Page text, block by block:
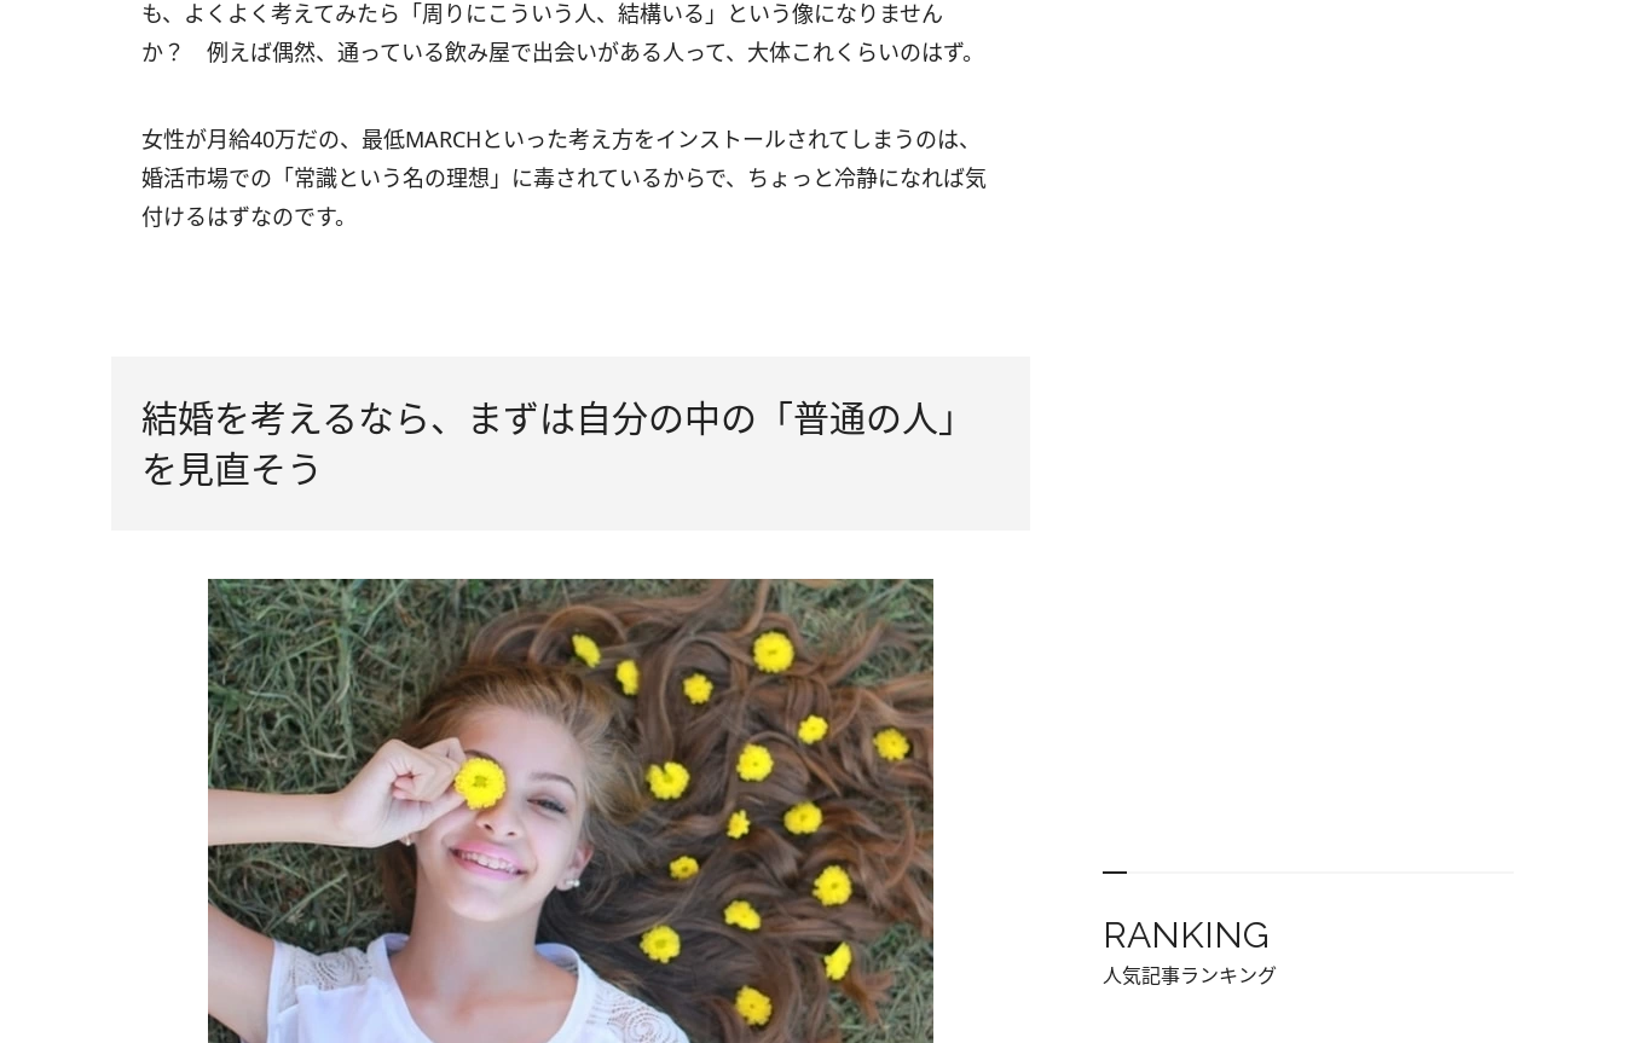
も、よくよく考えてみたら「周りにこういう人、結構いる」という像になりません
か？ 例えば偶然、通っている飲み屋で出会いがある人って、大体これくらいのはず。
女性が月給40万だの、最低MARCHといった考え方をインストールされてしまうのは、
婚活市場での「常識という名の理想」に毒されているからで、ちょっと冷静になれば気
付けるはずなのです。
結婚を考えるなら、まずは自分の中の「普通の人」
を見直そう
RANKING
人気記事ランキング